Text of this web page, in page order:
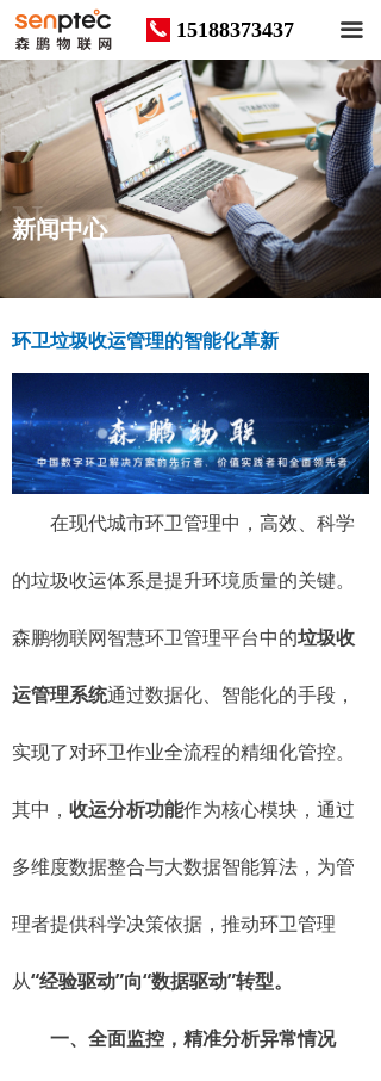
끀
끅 15188373437
环卫垃圾收运管理的智能化革新
在现代城市环卫管理中，高效、科学
的垃圾收运体系是提升环境质量的关键。
森鹏物联网智慧环卫管理平台中的垃圾收
运管理系统通过数据化、智能化的手段，
实现了对环卫作业全流程的精细化管控。
其中， 收运分析功能作为核心模块，通过
多维度数据整合与大数据智能算法，为管
理者提供科学决策依据，推动环卫管理
从“经验驱动”向“数据驱动”转型。
一、全面监控，精准分析异常情况
News
新闻中心